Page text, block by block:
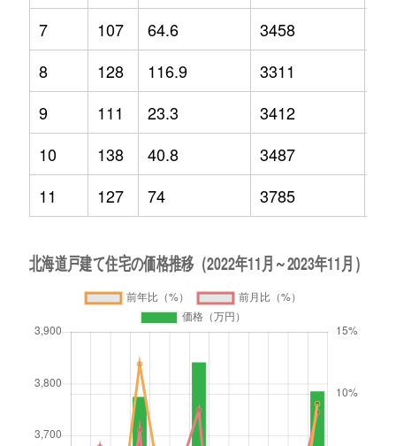
7
107 64.6 3458
8
128 116.9 3311
9
111 23.3 3412
10
138 40.8 3487
11
127 74 3785